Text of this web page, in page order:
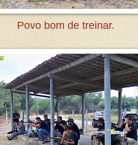
Povo bom de treinar.